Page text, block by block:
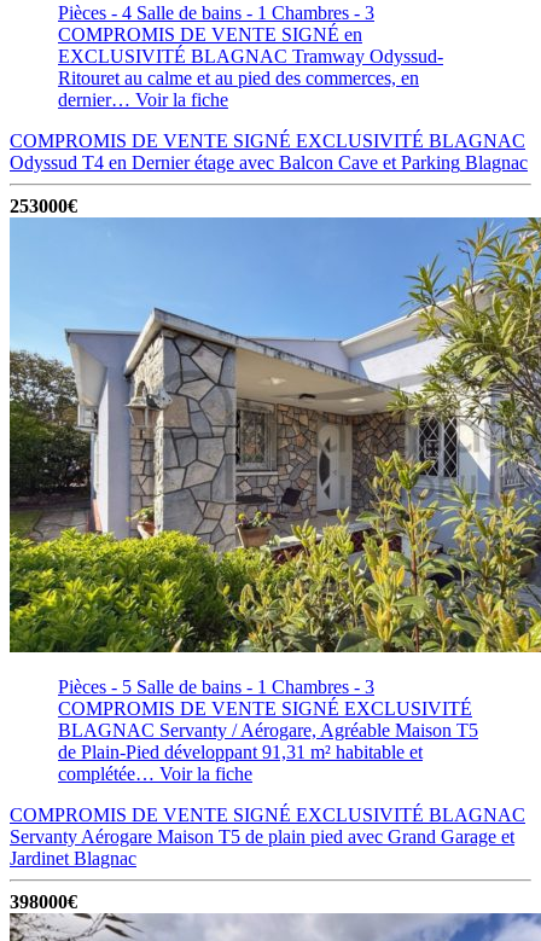
Pièces - 4 Salle de bains - 1 Chambres - 3
COMPROMIS DE VENTE SIGNÉ en
EXCLUSIVITÉ BLAGNAC Tramway Odyssud-
Ritouret au calme et au pied des commerces, en
dernier… Voir la fiche
COMPROMIS DE VENTE SIGNÉ EXCLUSIVITÉ BLAGNAC
Odyssud T4 en Dernier étage avec Balcon Cave et Parking Blagnac
253000€
Pièces - 5 Salle de bains - 1 Chambres - 3
COMPROMIS DE VENTE SIGNÉ EXCLUSIVITÉ
BLAGNAC Servanty / Aérogare, Agréable Maison T5
de Plain-Pied développant 91,31 m² habitable et
complétée… Voir la fiche
COMPROMIS DE VENTE SIGNÉ EXCLUSIVITÉ BLAGNAC
Servanty Aérogare Maison T5 de plain pied avec Grand Garage et
Jardinet Blagnac
398000€